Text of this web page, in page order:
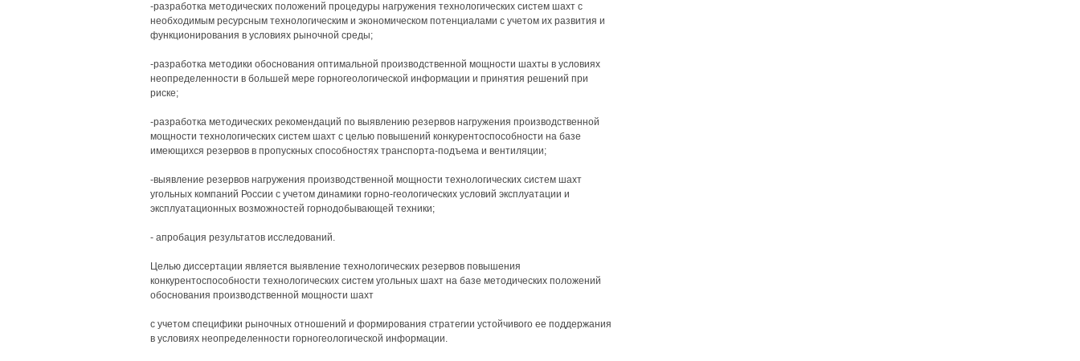
-разработка методических положений процедуры нагружения технологических систем шахт с
необходимым ресурсным технологическим и экономическом потенциалами с учетом их развития и
функционирования в условиях рыночной среды;
-разработка методики обоснования оптимальной производственной мощности шахты в условиях
неопределенности в большей мере горногеологической информации и принятия решений при
риске;
-разработка методических рекомендаций по выявлению резервов нагружения производственной
мощности технологических систем шахт с целью повышений конкурентоспособности на базе
имеющихся резервов в пропускных способностях транспорта-подъема и вентиляции;
-выявление резервов нагружения производственной мощности технологических систем шахт
угольных компаний России с учетом динамики горно-геологических условий эксплуатации и
эксплуатационных возможностей горнодобывающей техники;
- апробация результатов исследований.
Целью диссертации является выявление технологических резервов повышения
конкурентоспособности технологических систем угольных шахт на базе методических положений
обоснования производственной мощности шахт
с учетом специфики рыночных отношений и формирования стратегии устойчивого ее поддержания
в условиях неопределенности горногеологической информации.